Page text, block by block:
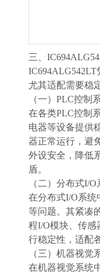
三、
尤其适配需要稳
（一）PLC控制
在各类PLC控制
电器等设备提供
器正常运行，避
外设安全，降低
盾。
（二）分布式I/
在分布式I/O系统
等问题。其紧凑
程I/O模块、传感
行稳定性，适配
（三）机器视觉
在机器视觉系统